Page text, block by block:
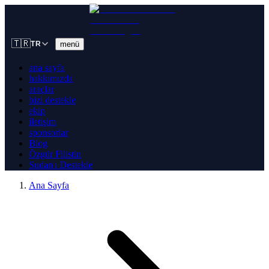
🇹🇷TR menü
ana sayfa
hakkımızda
araçlar
bizi destekle
ekip
iletişim
sponsorlar
Blog
Özgür Filistin
Sudan'ı Destekle
Ana Sayfa